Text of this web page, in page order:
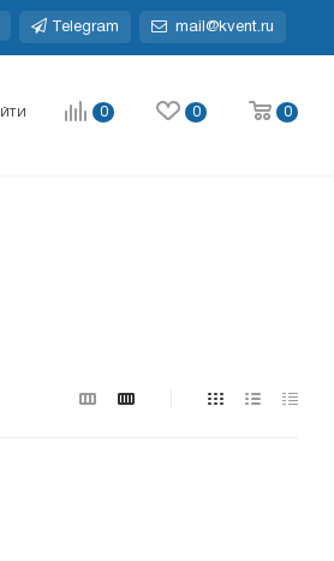
Telegram mail@kvent.ru
0 0 0